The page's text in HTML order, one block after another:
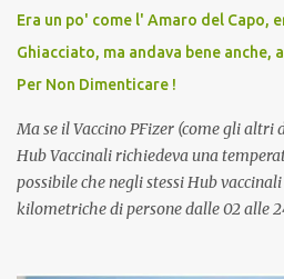
vaccino usato per minacciare i mezzi
scuola. Non avevamo mai visto un
dodicenne di ignorare il consenso dei
che abbiamo elencato sopra...
Era un po' come l' Amaro del Capo,
Ghiacciato, ma andava bene anche,
Per Non Dimenticare !
Ma se il Vaccino PFizer (come gli
Hub Vaccinali richiedeva una
possibile che negli stessi Hub
kilometriche di persone dalle 02 alle